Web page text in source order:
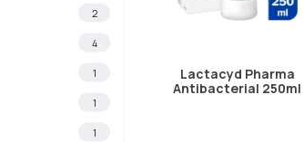
2
4
1
1
1
Lactacyd Pharma
Antibacterial 250ml